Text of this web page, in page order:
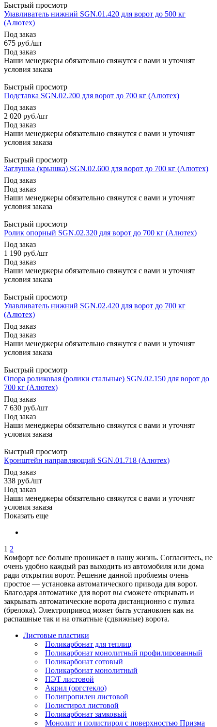
Быстрый просмотр
Улавливатель нижний SGN.01.420 для ворот до 500 кг
(Алютех)
Под заказ
675 руб./шт
Под заказ
Наши менеджеры обязательно свяжутся с вами и уточнят
условия заказа
Быстрый просмотр
Подставка SGN.02.200 для ворот до 700 кг (Алютех)
Под заказ
2 020 руб./шт
Под заказ
Наши менеджеры обязательно свяжутся с вами и уточнят
условия заказа
Быстрый просмотр
Заглушка (крышка) SGN.02.600 для ворот до 700 кг (Алютех)
Под заказ
Под заказ
Наши менеджеры обязательно свяжутся с вами и уточнят
условия заказа
Быстрый просмотр
Ролик опорный SGN.02.320 для ворот до 700 кг (Алютех)
Под заказ
1 190 руб./шт
Под заказ
Наши менеджеры обязательно свяжутся с вами и уточнят
условия заказа
Быстрый просмотр
Улавливатель нижний SGN.02.420 для ворот до 700 кг
(Алютех)
Под заказ
Под заказ
Наши менеджеры обязательно свяжутся с вами и уточнят
условия заказа
Быстрый просмотр
Опора роликовая (ролики стальные) SGN.02.150 для ворот до
700 кг (Алютех)
Под заказ
7 630 руб./шт
Под заказ
Наши менеджеры обязательно свяжутся с вами и уточнят
условия заказа
Быстрый просмотр
Кронштейн направляющий SGN.01.718 (Алютех)
Под заказ
338 руб./шт
Под заказ
Наши менеджеры обязательно свяжутся с вами и уточнят
условия заказа
Показать еще
1 2
Комфорт все больше проникает в нашу жизнь. Согласитесь, не
очень удобно каждый раз выходить из автомобиля или дома
ради открытия ворот. Решение данной проблемы очень
простое — установка автоматического привода для ворот.
Благодаря автоматике для ворот вы сможете открывать и
закрывать автоматические ворота дистанционно с пульта
(брелока). Электропривод может быть установлен как на
распашные так и на откатные (сдвижные) ворота.
Листовые пластики
Поликарбонат для теплиц
Поликарбонат монолитный профилированный
Поликарбонат сотовый
Поликарбонат монолитный
ПЭТ листовой
Акрил (оргстекло)
Полипропилен листовой
Полистирол листовой
Поликарбонат замковый
Монолит и полистирол с поверхностью Призма